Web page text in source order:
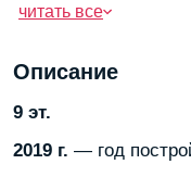
Описание
9 эт.
2019 г. — год
Удобное
метро находится
читать все